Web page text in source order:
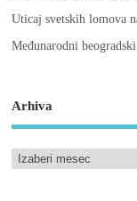
Uticaj svetskih lomova
Međunarodni
Arhiva